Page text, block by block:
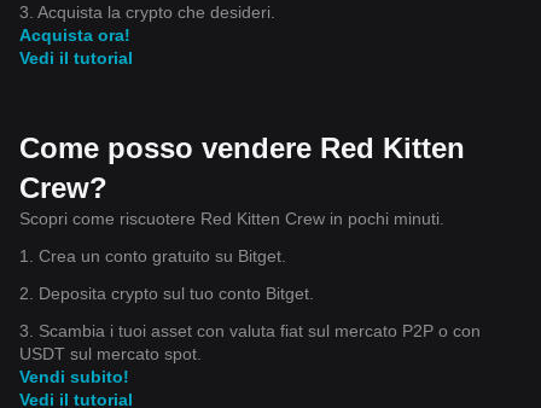
3. Acquista la crypto che desideri.
Acquista ora!
Vedi il tutorial
Come posso vendere Red Kitten
Crew?
Scopri come riscuotere Red Kitten Crew in pochi minuti.
1. Crea un conto gratuito su Bitget.
2. Deposita crypto sul tuo conto Bitget.
3. Scambia i tuoi asset con valuta fiat sul mercato P2P o con
USDT sul mercato spot.
Vendi subito!
Vedi il tutorial